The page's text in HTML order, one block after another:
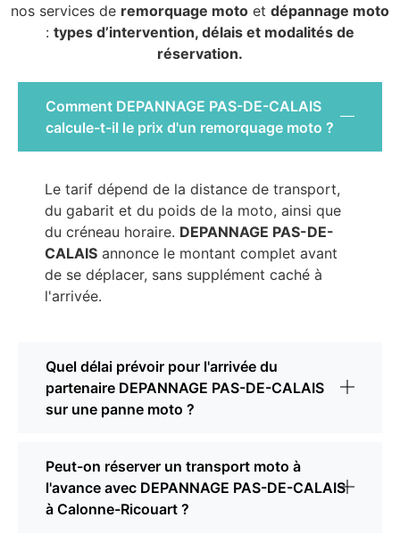
nos services de remorquage moto et dépannage moto
: types d’intervention, délais et modalités de
réservation.
Comment DEPANNAGE PAS-DE-CALAIS
calcule-t-il le prix d'un remorquage moto ?
Le tarif dépend de la distance de transport,
du gabarit et du poids de la moto, ainsi que
du créneau horaire. DEPANNAGE PAS-DE-
CALAIS annonce le montant complet avant
de se déplacer, sans supplément caché à
l'arrivée.
Quel délai prévoir pour l'arrivée du
partenaire DEPANNAGE PAS-DE-CALAIS
sur une panne moto ?
Peut-on réserver un transport moto à
l'avance avec DEPANNAGE PAS-DE-CALAIS
à Calonne-Ricouart ?